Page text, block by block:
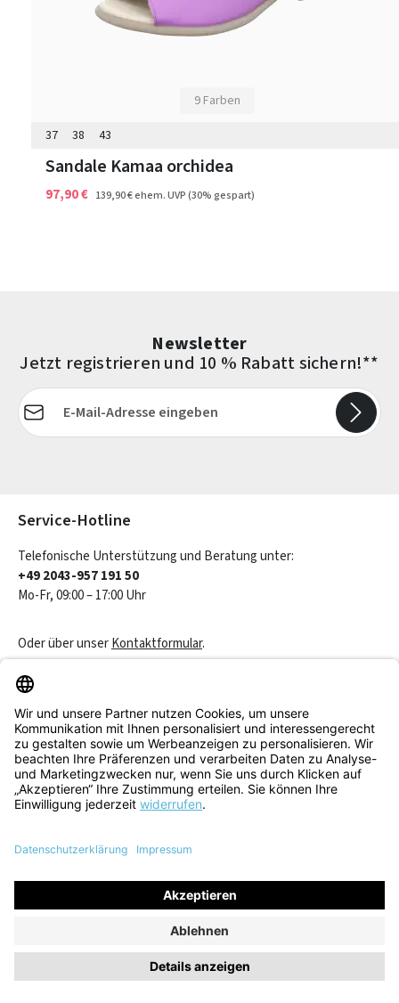
9 Farben
37
38 43
Sandale Kamaa orchidea
97,90 € 139,90 €ehem. UVP(30% gespart)
Newsletter
Jetzt registrieren und 10 % Rabatt sichern!**
E-Mail-Adresse*
Service-Hotline
Telefonische Unterstützung und Beratung unter:
+49 2043-957 191 50
Mo-Fr, 09:00 – 17:00 Uhr
Oder über unserKontaktformular.
Service & Beratung
Informationen
© 2026 Think! Store
Alle Preise inkl. gesetzl. Mehrwertsteuer zzgl.
ggf. Nachnahmegebühren, wenn nicht anders angegeben.